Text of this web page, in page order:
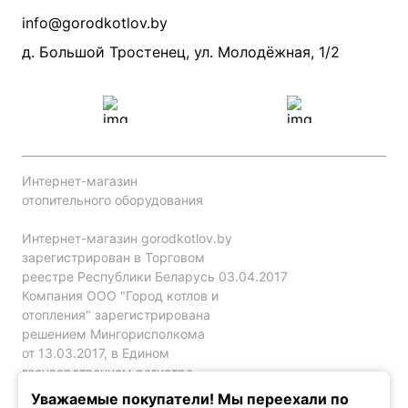
Производители
Прайс по монтажу систем отопления
Проект систем отопления
info@gorodkotlov.by
д. Большой Тростенец, ул. Молодёжная, 1/2
Интернет-магазин
отопительного оборудования
Интернет-магазин gorodkotlov.by
зарегистрирован в Торговом
реестре Республики Беларусь 03.04.2017
Компания ООО "Город котлов и
отопления" зарегистрирована
решением Мингорисполкома
от 13.03.2017, в Едином
государственном регистре
юр. лиц и индивидуальных
Уважаемые покупатели! Мы переехали по